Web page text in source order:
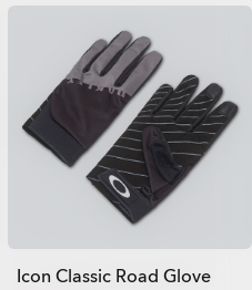
Icon Classic Road Glove